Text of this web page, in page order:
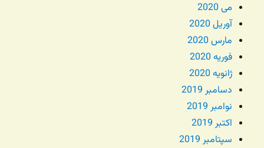
می 2020
آوریل 2020
مارس 2020
فوریه 2020
ژانویه 2020
دسامبر 2019
نوامبر 2019
اکتبر 2019
سپتامبر 2019